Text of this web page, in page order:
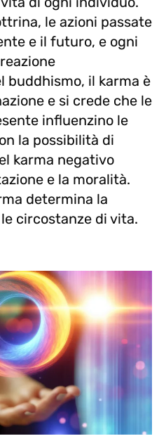
le azioni passate
e il futuro, e ogni
buddhismo, il karma è
e si crede che le
influenzino le
la possibilità di
karma negativo
e la moralità.
determina la
circostanze di vita.